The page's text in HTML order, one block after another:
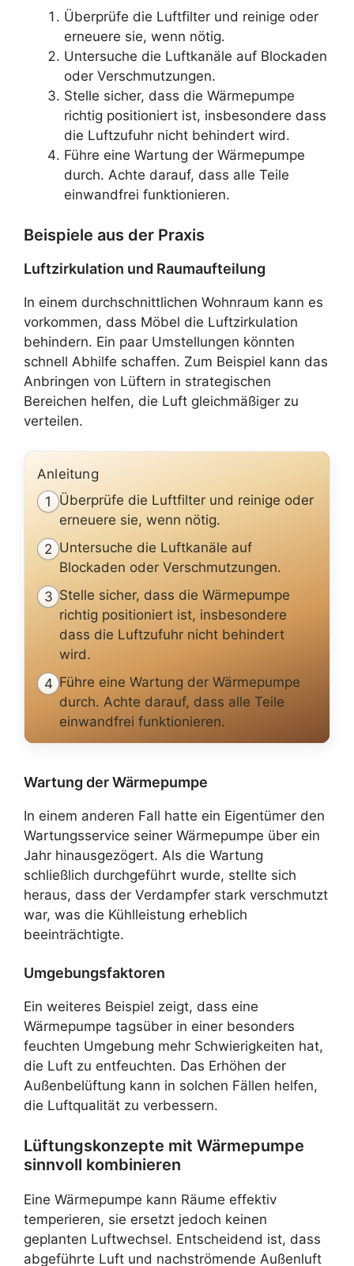
Überprüfe die Luftfilter und reinige oder
erneuere sie, wenn nötig.
Untersuche die Luftkanäle auf Blockaden
oder Verschmutzungen.
Stelle sicher, dass die Wärmepumpe
richtig positioniert ist, insbesondere dass
die Luftzufuhr nicht behindert wird.
Führe eine Wartung der Wärmepumpe
durch. Achte darauf, dass alle Teile
einwandfrei funktionieren.
Beispiele aus der Praxis
Luftzirkulation und Raumaufteilung
In einem durchschnittlichen Wohnraum kann es
vorkommen, dass Möbel die Luftzirkulation
behindern. Ein paar Umstellungen könnten
schnell Abhilfe schaffen. Zum Beispiel kann das
Anbringen von Lüftern in strategischen
Bereichen helfen, die Luft gleichmäßiger zu
verteilen.
Anleitung
1
Überprüfe die Luftfilter und reinige oder
erneuere sie, wenn nötig.
2 Untersuche die Luftkanäle auf
Blockaden oder Verschmutzungen.
3 Stelle sicher, dass die Wärmepumpe
richtig positioniert ist, insbesondere
dass die Luftzufuhr nicht behindert
wird.
4 Führe eine Wartung der Wärmepumpe
durch. Achte darauf, dass alle Teile
einwandfrei funktionieren.
Wartung der Wärmepumpe
In einem anderen Fall hatte ein Eigentümer den
Wartungsservice seiner Wärmepumpe über ein
Jahr hinausgezögert. Als die Wartung
schließlich durchgeführt wurde, stellte sich
heraus, dass der Verdampfer stark verschmutzt
war, was die Kühlleistung erheblich
beeinträchtigte.
Umgebungsfaktoren
Ein weiteres Beispiel zeigt, dass eine
Wärmepumpe tagsüber in einer besonders
feuchten Umgebung mehr Schwierigkeiten hat,
die Luft zu entfeuchten. Das Erhöhen der
Außenbelüftung kann in solchen Fällen helfen,
die Luftqualität zu verbessern.
Lüftungskonzepte mit Wärmepumpe
sinnvoll kombinieren
Eine Wärmepumpe kann Räume effektiv
temperieren, sie ersetzt jedoch keinen
geplanten Luftwechsel. Entscheidend ist, dass
abgeführte Luft und nachströmende Außenluft